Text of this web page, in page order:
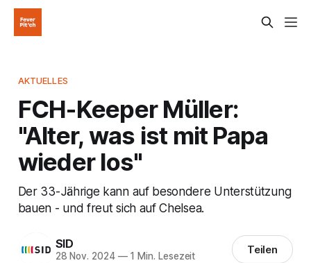
AKTUELLES
FCH-Keeper Müller:
"Alter, was ist mit Papa
wieder los"
Der 33-Jährige kann auf besondere Unterstützung
bauen - und freut sich auf Chelsea.
SID
28 Nov. 2024 —1 Min. Lesezeit Teilen